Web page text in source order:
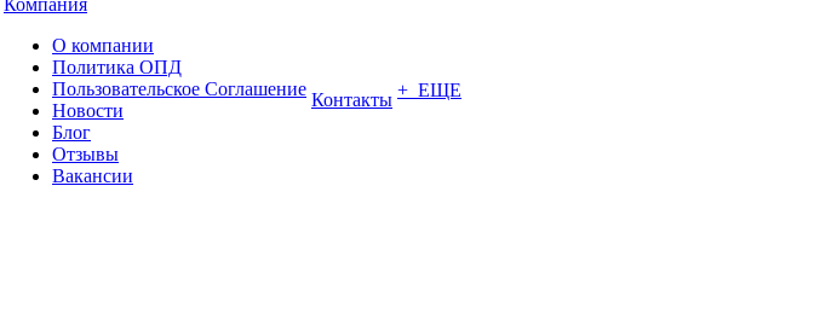
Компания
О компании
Политика ОПД
Пользовательское Соглашение
Новости
Блог
Отзывы
Вакансии
Контакты + ЕЩЕ